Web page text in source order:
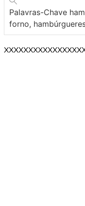
Palavras-Chave
forno,